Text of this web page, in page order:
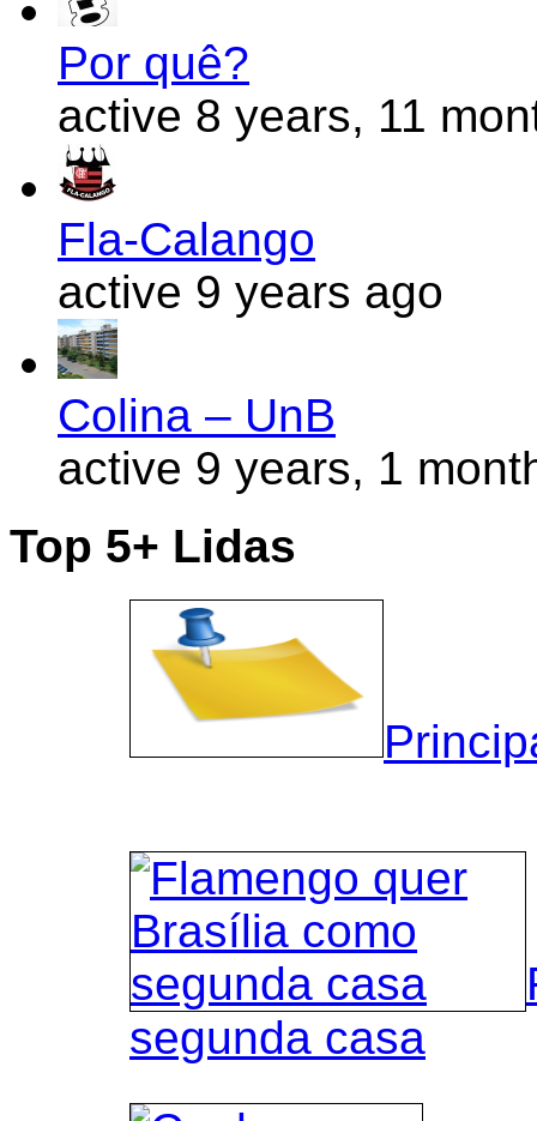
Por quê?
active 8 years, 11
Fla-Calango
active 9 years ago
Colina – UnB
active 9 years, 1
Top 5+ Lidas
segunda casa